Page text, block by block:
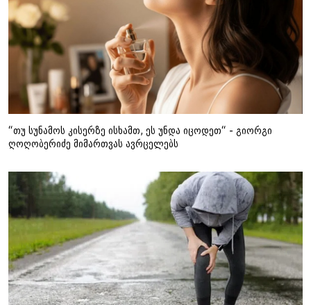
“თუ სუნამოს კისერზე ისხამთ, ეს უნდა იცოდეთ“ - გიორგი
ღოღობერიძე მიმართვას ავრცელებს